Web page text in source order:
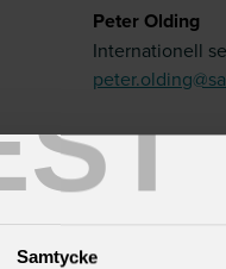
Samtycke
Peter Olding
Internationell
Publicerad:
Ämne: